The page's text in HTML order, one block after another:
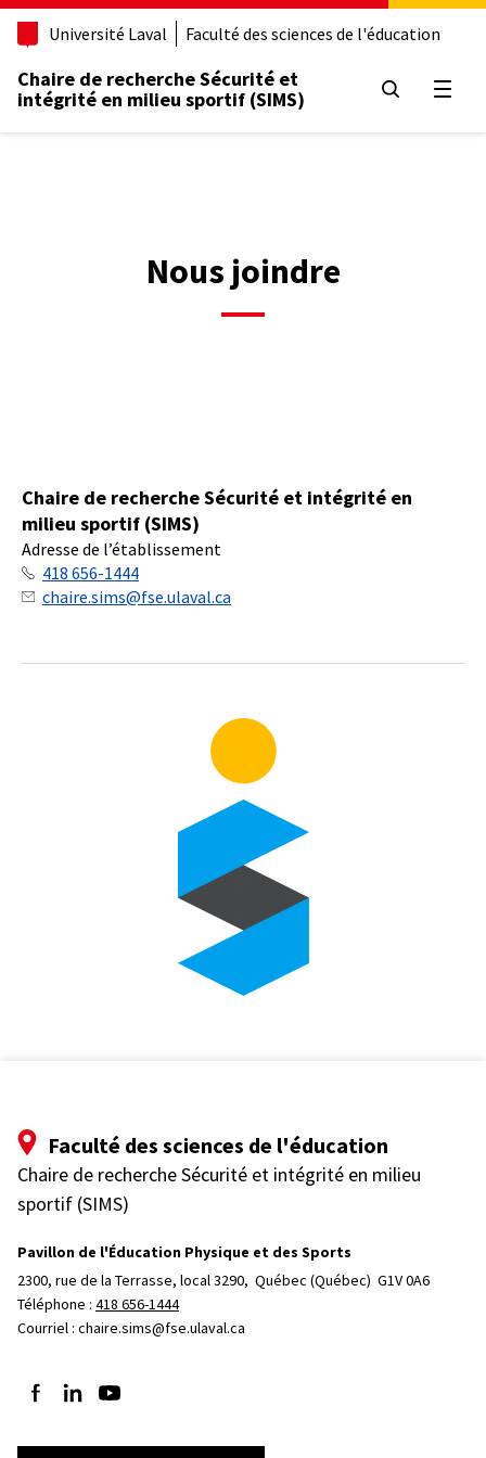
Aller
principal
Université Laval Faculté des sciences de l'éducation
Chaire de recherche Sécurité et
intégrité en milieu sportif (SIMS)
Nous joindre
Chaire de recherche Sécurité et intégrité en
milieu sportif (SIMS)
Adresse de l’établissement
418 656-1444
chaire.sims@fse.ulaval.ca
Faculté des sciences de l'éducation
Chaire de recherche Sécurité et intégrité en milieu
sportif (SIMS)
Pavillon de l'Éducation Physique et des Sports
2300, rue de la Terrasse, local 3290, Québec (Québec)  G1V 0A6
Téléphone : 418 656-1444
Courriel : chaire.sims@fse.ulaval.ca
Suivez-nous sur Facebook
Suivez-nous sur LinkedIn
Suivez-nous sur YouTube